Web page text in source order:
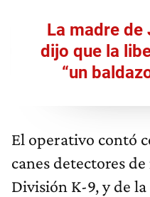
La madre de
dijo que la
“un
El operativo contó
canes detectores
División K-9, y de